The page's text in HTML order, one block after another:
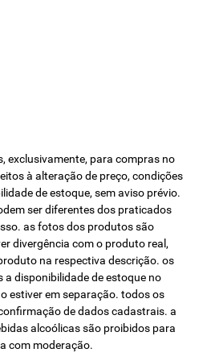
exclusivamente, para compras no
à alteração de preço, condições
de estoque, sem aviso prévio.
ser diferentes dos praticados
as fotos dos produtos são
divergência com o produto real,
na respectiva descrição. os
disponibilidade de estoque no
estiver em separação. todos os
de dados cadastrais. a
alcoólicas são proibidos para
com moderação.